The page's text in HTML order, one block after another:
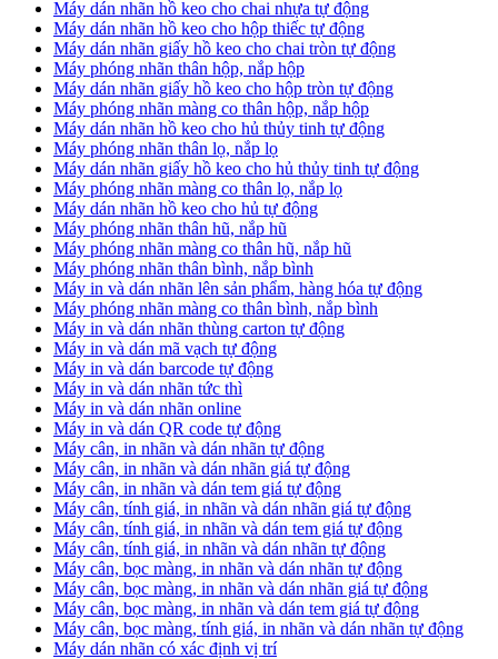
Máy dán nhãn hồ keo cho chai nhựa tự động
Máy dán nhãn hồ keo cho hộp thiếc tự động
Máy dán nhãn giấy hồ keo cho chai tròn tự động
Máy phóng nhãn thân hộp, nắp hộp
Máy dán nhãn giấy hồ keo cho hộp tròn tự động
Máy phóng nhãn màng co thân hộp, nắp hộp
Máy dán nhãn hồ keo cho hủ thủy tinh tự động
Máy phóng nhãn thân lọ, nắp lọ
Máy dán nhãn giấy hồ keo cho hủ thủy tinh tự động
Máy phóng nhãn màng co thân lọ, nắp lọ
Máy dán nhãn hồ keo cho hủ tự động
Máy phóng nhãn thân hũ, nắp hũ
Máy phóng nhãn màng co thân hũ, nắp hũ
Máy phóng nhãn thân bình, nắp bình
Máy in và dán nhãn lên sản phẩm, hàng hóa tự động
Máy phóng nhãn màng co thân bình, nắp bình
Máy in và dán nhãn thùng carton tự động
Máy in và dán mã vạch tự động
Máy in và dán barcode tự động
Máy in và dán nhãn tức thì
Máy in và dán nhãn online
Máy in và dán QR code tự động
Máy cân, in nhãn và dán nhãn tự động
Máy cân, in nhãn và dán nhãn giá tự động
Máy cân, in nhãn và dán tem giá tự động
Máy cân, tính giá, in nhãn và dán nhãn giá tự động
Máy cân, tính giá, in nhãn và dán tem giá tự động
Máy cân, tính giá, in nhãn và dán nhãn tự động
Máy cân, bọc màng, in nhãn và dán nhãn tự động
Máy cân, bọc màng, in nhãn và dán nhãn giá tự động
Máy cân, bọc màng, in nhãn và dán tem giá tự động
Máy cân, bọc màng, tính giá, in nhãn và dán nhãn tự động
Máy dán nhãn có xác định vị trí